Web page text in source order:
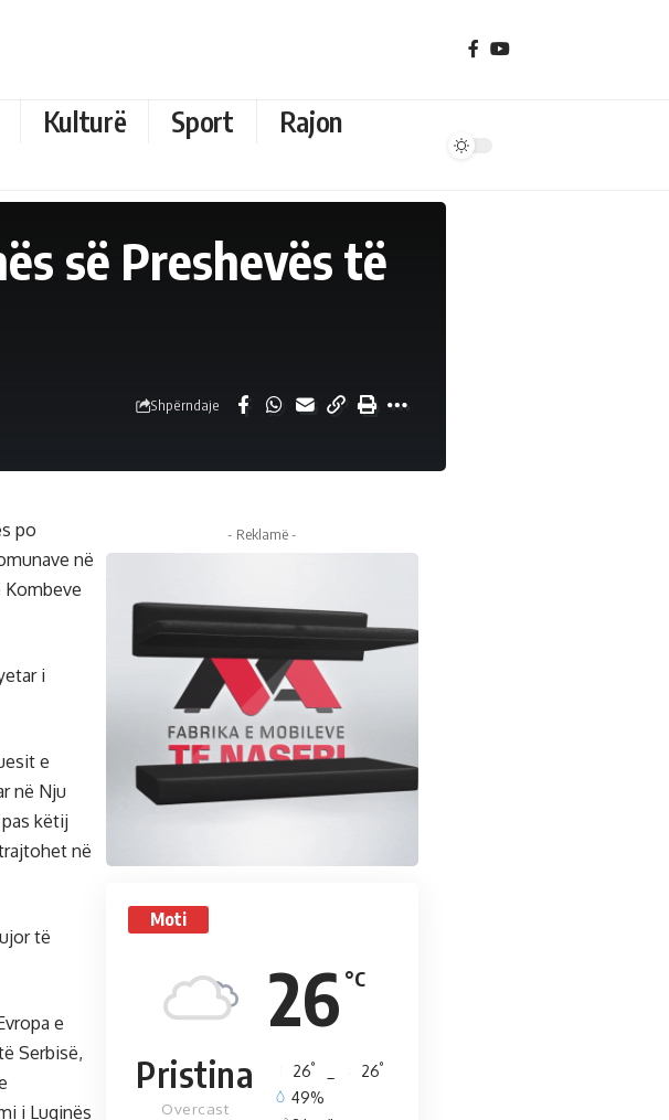
Kulturë Sport
Rajon
së Preshevës të
Shpërndaje
po
në
Kombeve
i
e
në Nju
këtij
në
të
e
Serbisë,
i Luginës
- Reklamë -
Moti
26 °C
Pristina
Overcast
26° 26°
49%